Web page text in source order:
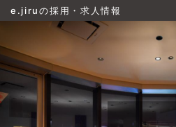
e.jiruの採用・求人情報